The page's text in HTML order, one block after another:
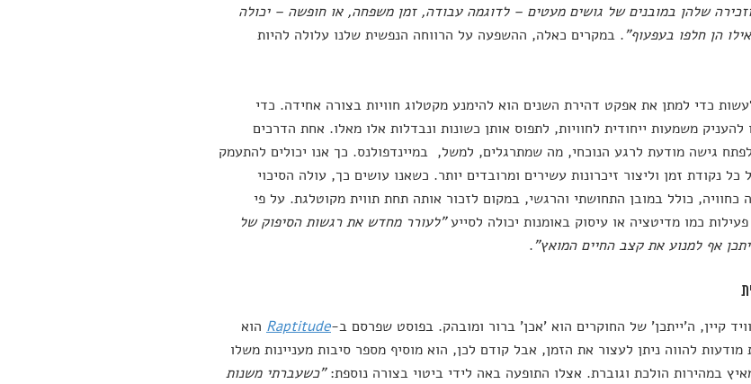
שלהן במובנים של גושים מעטים – לדוגמה עבודה, זמן משפחה, או חופשה – יכולה
הן חלפו בעפעוף". במקרים כאלה, ההשפעה על הרווחה הנפשית שלנו עלולה להיות
כדי למתן את אפקט דהירת השנים הוא להימנע מקטלוג חוויות בצורה אחידה. כדי
להעניק משמעות ייחודית לחוויות, לתפוס אותן כשונות ונבדלות אלו מאלו. אחת הדרכים
גישה מודעת לרגע הנוכחי, מה שמתרגלים, למשל, במיינדפולנס. כך אנו יכולים להתעמק
נקודת זמן וליצור זיכרונות עשירים ומרובדים יותר. כשאנו עושים כך, עולה הסיכוי
כחוויה, כולל במובן התחושתי והרגשי, במקום לזכור אותה תחת תווית מקוטלגת. על פי
כמו מדיטציה או עיסוק באומנות יכולה לסייע"לעורר מחדש את רגשות הסיפוק של
אף למנוע את קצב החיים המואץ".
קיין, ה'ייתכן' של החוקרים הוא 'אכן' ברור ומובהק. בפוסט שפרסם ב-Raptitude הוא
מודעות להווה ניתן לעצור את הזמן, אבל קודם לכן, הוא מוסיף מספר סיבות מעניינות משלו
במהירות הולכת וגוברת. אצלו התופעה באה לידי ביטוי בצורה נוספת:"כשעברתי משנות